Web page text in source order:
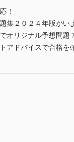
！
集２０２４年版がい
オリジナル予想問題
アドバイスで合格を